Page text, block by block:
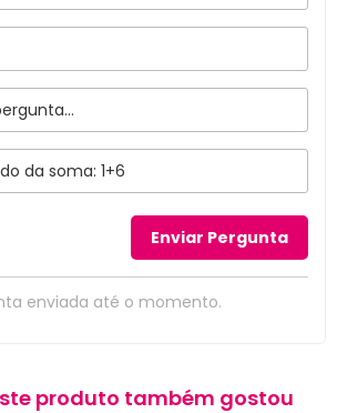
enviada até o momento.
produto também gostou